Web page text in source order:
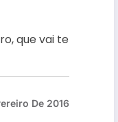
que vai te
De 2016